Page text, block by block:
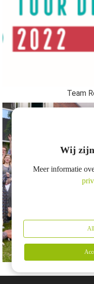
Team
Wij zijn
Meer informatie